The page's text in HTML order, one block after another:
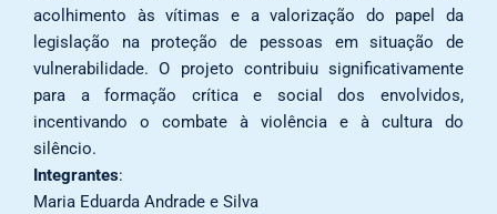
acolhimento às vítimas e a valorização do papel da
legislação na proteção de pessoas em situação de
vulnerabilidade. O projeto contribuiu significativamente
para a formação crítica e social dos envolvidos,
incentivando o combate à violência e à cultura do
silêncio.
Integrantes:
Maria Eduarda Andrade e Silva